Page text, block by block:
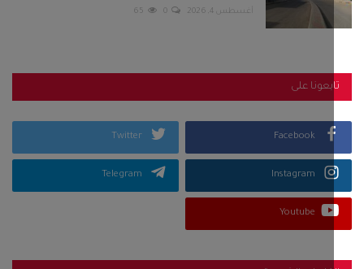
أغسطس 4, 2026 0
65
على
Facebook
Twitter
Instagram
Telegram
Youtube